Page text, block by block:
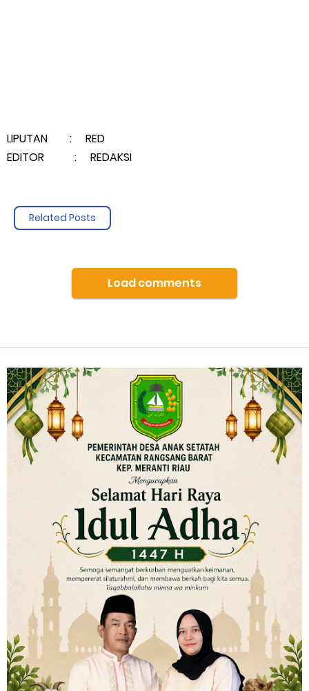
LIPUTAN : RED
EDITOR : REDAKSI
Related Posts
Load comments